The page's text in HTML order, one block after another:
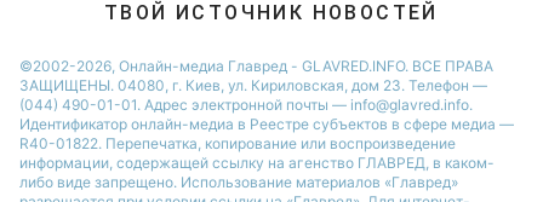
ТВОЙ ИСТОЧНИК НОВОСТЕЙ
©2002-2026, Онлайн-медиа Главред - GLAVRED.INFO. ВСЕ ПРАВА
ЗАЩИЩЕНЫ. 04080, г. Киев, ул. Кириловская, дом 23. Телефон —
(044) 490-01-01. Адрес электронной почты — info@glavred.info.
Идентификатор онлайн-медиа в Реестре cубъектов в сфере медиа —
R40-01822. Перепечатка, копирование или воспроизведение
информации, содержащей ссылку на агенство ГЛАВРЕД, в каком-
либо виде запрещено. Использование материалов «Главред»